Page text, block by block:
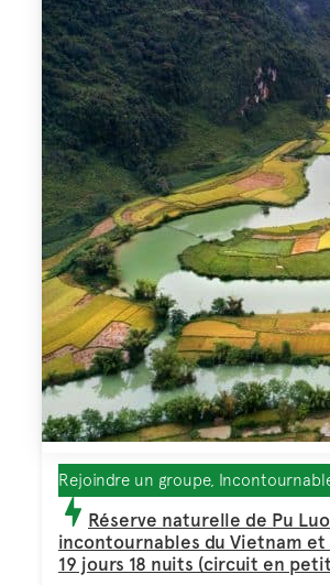
Rejoindre un groupe,
Réserve naturelle de Pu
incontournables du Vietnam et
19 jours 18 nuits (circuit en